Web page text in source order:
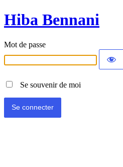
Hiba Bennani
Mot de passe
Se souvenir de moi